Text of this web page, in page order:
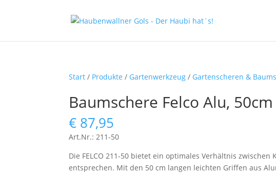
Start / Produkte / Gartenwerkzeug / Gartenscheren &
Baumschere Felco Alu,
€ 87,95
Art.Nr.: 211-50
Die FELCO 211-50 bietet ein optimales Verhältnis
entsprechen. Mit den 50 cm langen leichten Griffen aus